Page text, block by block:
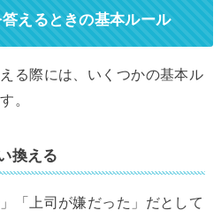
えるときの基本ルール
る際には、いくつかの基本ル
。
換える
「上司が嫌だった」だとして